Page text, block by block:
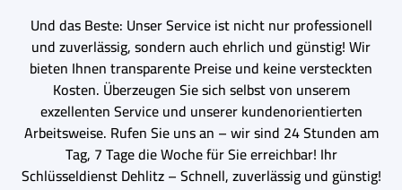
Und das Beste: Unser Service ist nicht nur professionell
und zuverlässig, sondern auch ehrlich und günstig! Wir
bieten Ihnen transparente Preise und keine versteckten
Kosten. Überzeugen Sie sich selbst von unserem
exzellenten Service und unserer kundenorientierten
Arbeitsweise. Rufen Sie uns an – wir sind 24 Stunden am
Tag, 7 Tage die Woche für Sie erreichbar! Ihr
Schlüsseldienst Dehlitz – Schnell, zuverlässig und günstig!